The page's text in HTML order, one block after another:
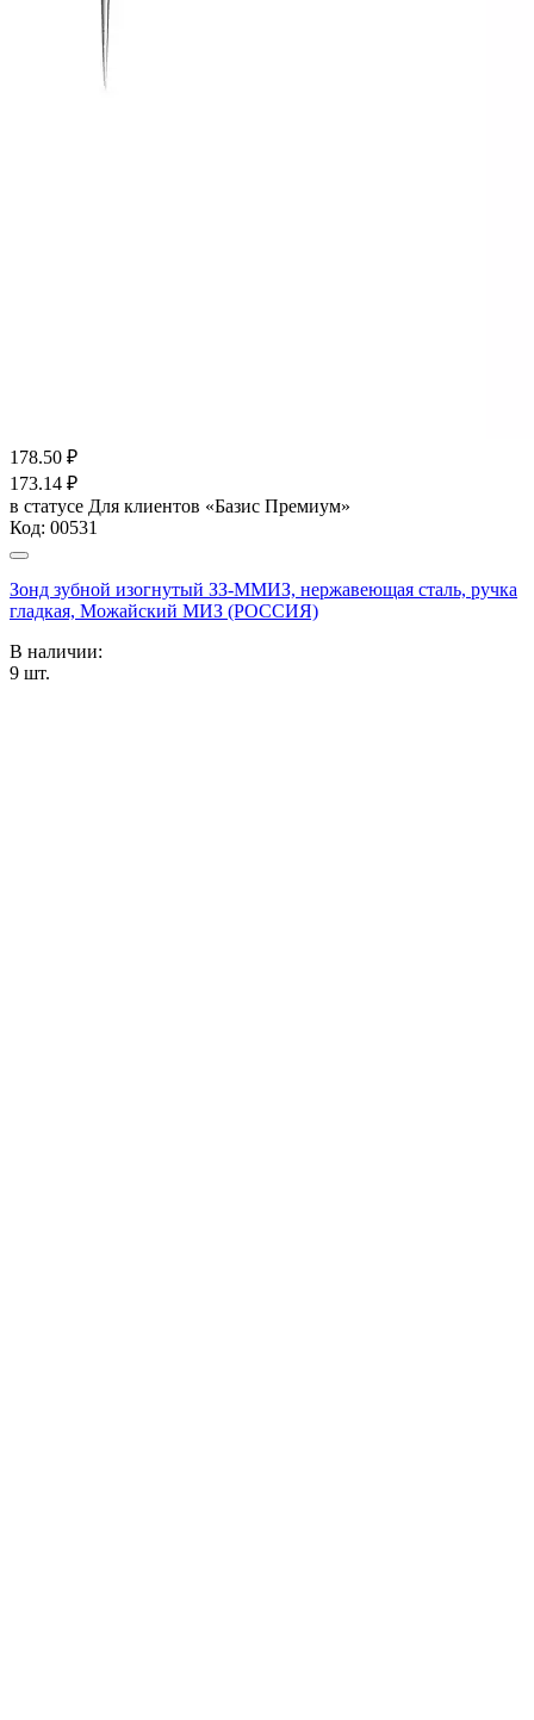
178.50 ₽
173.14 ₽
в статусе Для клиентов «Базис Премиум»
Код: 00531
Зонд зубной изогнутый ЗЗ-ММИЗ, нержавеющая сталь, ручка
гладкая, Можайский МИЗ (РОССИЯ)
В наличии:
9 шт.